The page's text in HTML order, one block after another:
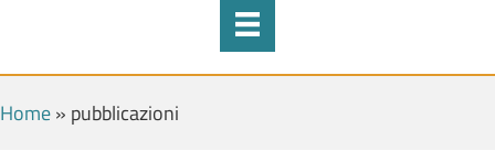
Home» pubblicazioni